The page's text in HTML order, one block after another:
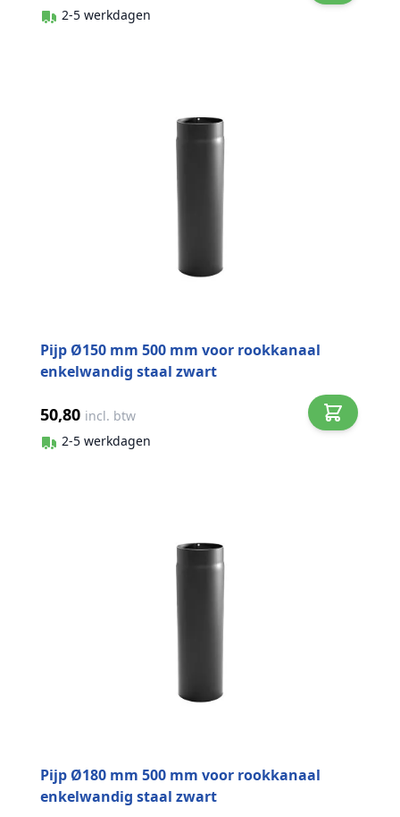
2-5 werkdagen
Pijp Ø150 mm 500 mm voor rookkanaal
enkelwandig staal zwart
50,80 incl. btw
2-5 werkdagen
Pijp Ø180 mm 500 mm voor rookkanaal
enkelwandig staal zwart